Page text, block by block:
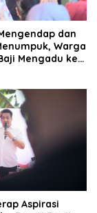
dan
Warga
Mengadu ke
Aspirasi